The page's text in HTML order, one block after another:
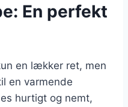
En perfekt
en lækker ret, men
en varmende
hurtigt og nemt,